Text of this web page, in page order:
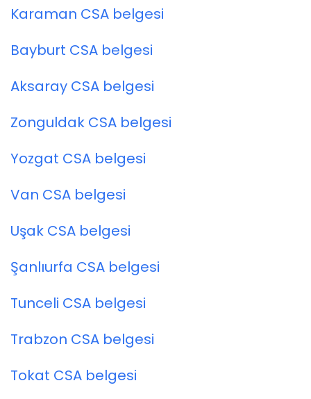
Karaman CSA belgesi
Bayburt CSA belgesi
Aksaray CSA belgesi
Zonguldak CSA belgesi
Yozgat CSA belgesi
Van CSA belgesi
Uşak CSA belgesi
Şanlıurfa CSA belgesi
Tunceli CSA belgesi
Trabzon CSA belgesi
Tokat CSA belgesi